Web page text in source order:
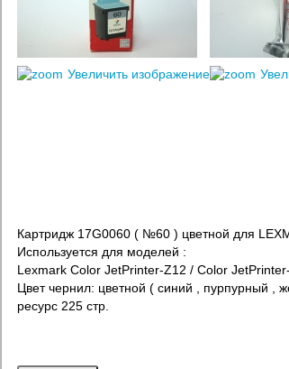
Увеличить изображение
Картридж 17G0060 ( №60 ) цветной для
Используется для моделей :
Lexmark Color JetPrinter-Z12 / Color
Цвет чернил: цветной ( синий , пурпурный ,
ресурс 225 стр.